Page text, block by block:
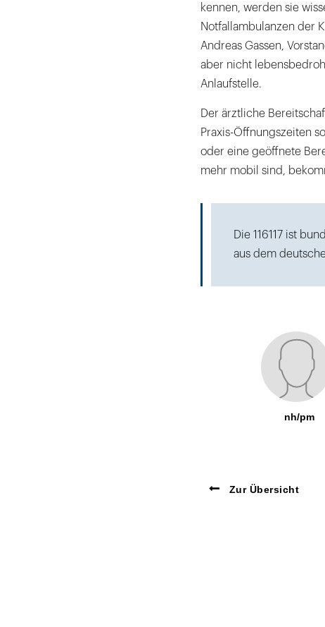
kennen, werden sie
Notfallambulanzen der
Andreas Gassen,
aber nicht
Anlaufstelle.
Der ärztliche
Praxis-Öffnungszeiten
oder eine geöffnete
mehr mobil sind,
Die 116117 ist
aus dem
nh/pm
Zur Übersicht